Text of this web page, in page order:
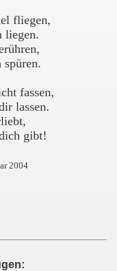
fliegen,
liegen.
fassen,
lassen.
gibt!
2004